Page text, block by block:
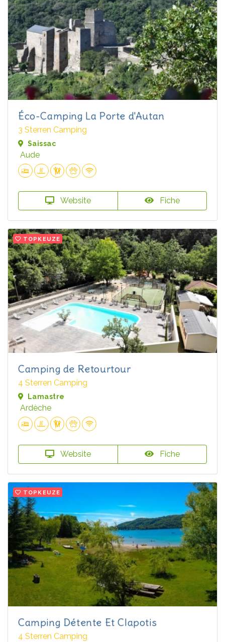
Éco-Camping La Porte d'Autan
3 Sterren Camping
Saissac
Aude
Website Fiche
TOPKEUZE
Camping de Retourtour
4 Sterren Camping
Lamastre
Ardèche
Website Fiche
TOPKEUZE
Camping Détente Et Clapotis
4 Sterren Camping